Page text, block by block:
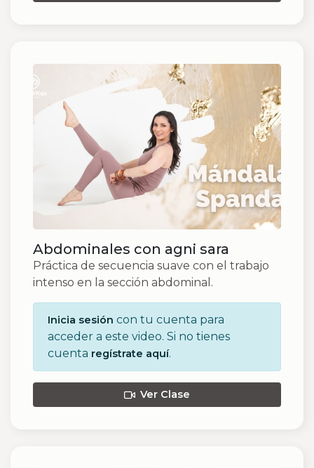
Abdominales con agni sara
Práctica de secuencia suave con el trabajo
intenso en la sección abdominal.
Inicia sesión con tu cuenta para
acceder a este video. Si no tienes
cuenta regístrate aquí.
Ver Clase